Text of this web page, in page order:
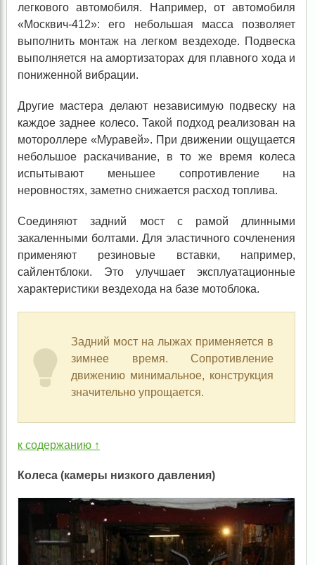
легкового автомобиля. Например, от автомобиля
«Москвич-412»: его небольшая масса позволяет
выполнить монтаж на легком вездеходе. Подвеска
выполняется на амортизаторах для плавного хода и
пониженной вибрации.
Другие мастера делают независимую подвеску на
каждое заднее колесо. Такой подход реализован на
мотороллере «Муравей». При движении ощущается
небольшое раскачивание, в то же время колеса
испытывают меньшее сопротивление на
неровностях, заметно снижается расход топлива.
Соединяют задний мост с рамой длинными
закаленными болтами. Для эластичного сочленения
применяют резиновые вставки, например,
сайлентблоки. Это улучшает эксплуатационные
характеристики вездехода на базе мотоблока.
Задний мост на лыжах применяется в
зимнее время. Сопротивление
движению минимальное, конструкция
значительно упрощается.
к содержанию ↑
Колеса (камеры низкого давления)